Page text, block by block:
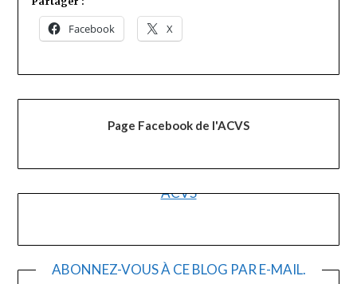
Facebook X
Page Facebook de l'ACVS
ACVS
ABONNEZ-VOUS À CE BLOG PAR E-MAIL.